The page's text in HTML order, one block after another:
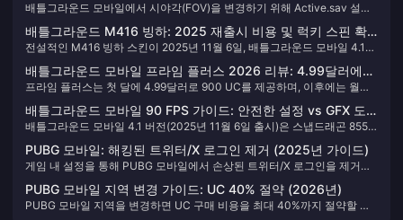
FOV 가이드
배틀그라운드 모바일에서 시야각(FOV)을 변경하기 위해 Active.sav 설정
구 정지 대상입니다. 안티 치트 시스템은 무결성 검사와 커널 수준 모니터
링을 통해 파일 변조를 감지하며, 적발 시 10년 계정 정지 및 3,650일 하드
웨어 밴이 적용됩니다. 아이패드 플레이어는 제재 위험 없이 게임 내 '부드
럽게/울트라 익스트림' 설정을 통해 합법적으로 시야각을 최적화할 수 있습
니다.
배틀그라운드 M416 빙하: 2025 재출시 비용 및 럭키 스핀 확
률
전설적인 M416 빙하 스킨이 2025년 11월 6일, 배틀그라운드 모바일 4.1
약 20,000~25,000 UC가 소요될 것으로 예상되며, 코인 350개를 모으기
위해 최소 300회의 스핀이 필요합니다. 이 가이드에서는 이 북극 테마 무
기 스킨을 확보하기 위한 정확한 확률 메커니즘, 비용 및 전략을 상세히 분
석합니다.
배틀그라운드 모바일 프라임 플러스 2026 리뷰: 4.99달러에
900 UC, 과연 가치가 있을까?
프라임 플러스는 첫 달에 4.99달러로 900 UC를 제공하며, 이후에는 월
영구 코스튬 아이템이 포함됩니다. 연간 비용은 총 7,500 UC에 104.89달
러입니다. 일반 프라임(0.99달러/150 UC) 이상의 꾸준한 UC 수급을 원하
는 일일 플레이어를 대상으로 합니다.
배틀그라운드 모바일 90 FPS 가이드: 안전한 설정 vs GFX 도
구 비교 (2025)
배틀그라운드 모바일 4.1 버전(2025년 11월 6일 출시)은 스냅드래곤 855
에서 90 FPS를 공식 지원합니다. 안전한 활성화 방법인 인게임 '원활' 그래
픽 + '극한+' 프레임 설정 시 98.5%의 프레임 일관성과 5-8ms의 입력 지연
감소 효과를 얻을 수 있습니다. 설정 파일 수정이나 GFX 도구 사용은 안티
치트 시스템에 감지되어 영구 정지 처분을 받을 수 있습니다. 본 가이드에
서는 하드웨어 사양, 성능 지표 및 최적화 전략을 바탕으로 안전한 공식 설
PUBG 모바일: 해킹된 트위터/X 로그인 제거 (2025년 가이드)
게임 내 설정을 통해 PUBG 모바일에서 손상된 트위터/X 로그인을 제거하
및 7일 유예 기간 이해, 비상 보안 조치 구현, UC 잔액, 인벤토리 및 게임 진
행 상황 보호.
PUBG 모바일 지역 변경 가이드: UC 40% 절약 (2026년)
PUBG 모바일 지역을 변경하면 UC 구매 비용을 최대 40%까지 절약할 수